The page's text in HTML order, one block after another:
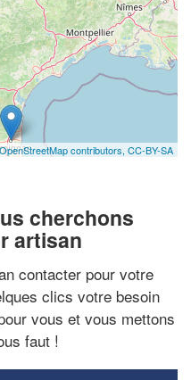
OpenStreetMap contributors, CC-BY-SA
cherchons
artisan
contacter pour votre
clics votre besoin
vous et vous mettons
faut !